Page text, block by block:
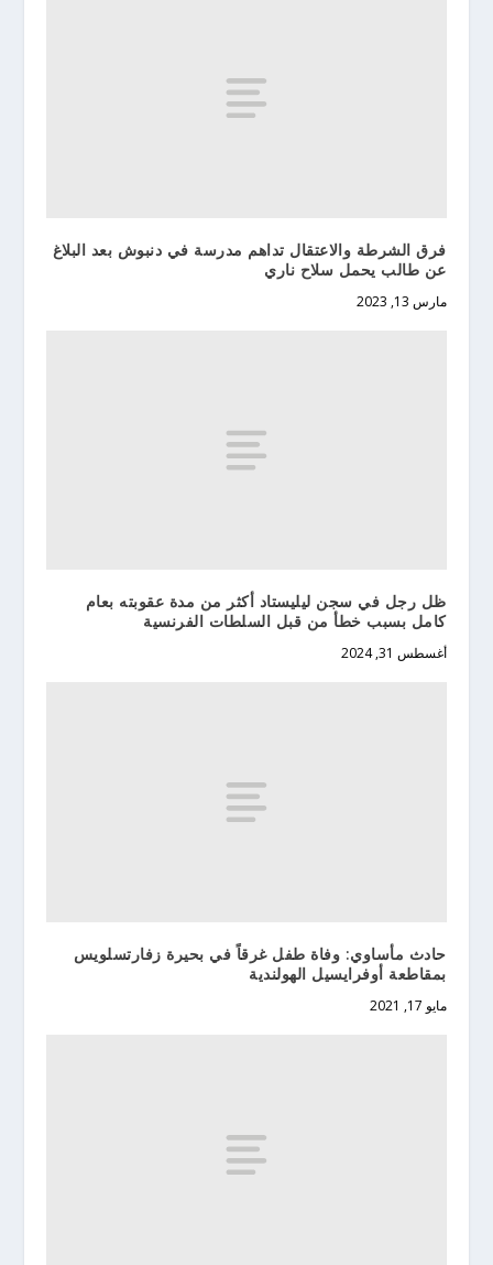
فرق الشرطة والاعتقال تداهم مدرسة في دنبوش بعد البلاغ
عن طالب يحمل سلاح ناري
مارس 13, 2023
ظل رجل في سجن ليليستاد أكثر من مدة عقوبته بعام
كامل بسبب خطأ من قبل السلطات الفرنسية
أغسطس 31, 2024
حادث مأساوي: وفاة طفل غرقاً في بحيرة زفارتسلويس
بمقاطعة أوفرايسيل الهولندية
مايو 17, 2021